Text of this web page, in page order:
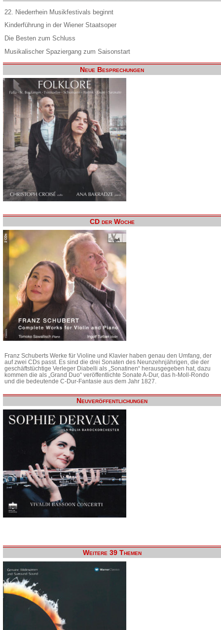
22. Niederrhein Musikfestivals beginnt
Kinderführung in der Wiener Staatsoper
Die Besten zum Schluss
Musikalischer Spaziergang zum Saisonstart
Neue Besprechungen
CD der Woche
Franz Schuberts Werke für Violine und Klavier haben genau den Umfang, der
auf zwei CDs passt. Es sind die drei Sonaten des Neunzehnjährigen, die der
geschäftstüchtige Verleger Diabelli als „Sonatinen“ herausgegeben hat, dazu
kommen die als „Grand Duo“ veröffentlichte Sonate A-Dur, das h-Moll-Rondo
und die bedeutende C-Dur-Fantasie aus dem Jahr 1827.
Neuveröffentlichungen
Weitere 39 Themen